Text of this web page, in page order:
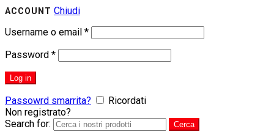
ACCOUNT Chiudi
Username o email *
Password *
Log in
Passowrd smarrita?
Ricordati
Non registrato?
Search for:
Cerca